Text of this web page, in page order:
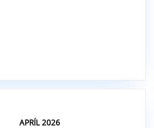
APRÍL 2026